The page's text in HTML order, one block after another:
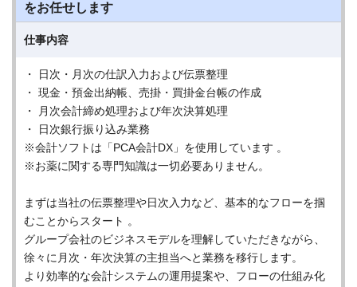
をお任せします
仕事内容
・ 日次・月次の仕訳入力および伝票整理
・ 現金・預金出納帳、売掛・買掛金台帳の作成
・ 月次会計締め処理および年次決算処理
・ 日次銀行振り込み業務
※会計ソフトは「PCA会計DX」を使用しています 。
※お薬に関する専門知識は一切必要ありません。
まずは当社の伝票整理や日次入力など、基本的なフローを掴
むことからスタート 。
グループ会社のビジネスモデルを理解していただきながら、
徐々に月次・年次決算の主担当へと業務を移行します。
より効率的な会計システムの運用提案や、フローの仕組み化